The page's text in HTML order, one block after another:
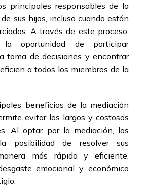
principales responsables de la
sus hijos, incluso cuando están
A través de este proceso,
oportunidad de participar
toma de decisiones y encontrar
a todos los miembros de la
beneficios de la mediación
evitar los largos y costosos
Al optar por la mediación, los
posibilidad de resolver sus
más rápida y eficiente,
emocional y económico